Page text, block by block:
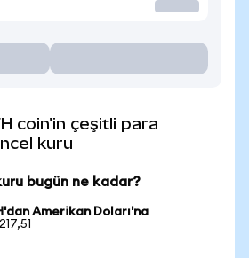
coin'in çeşitli para
kuru
bugün ne kadar?
Amerikan Doları'na